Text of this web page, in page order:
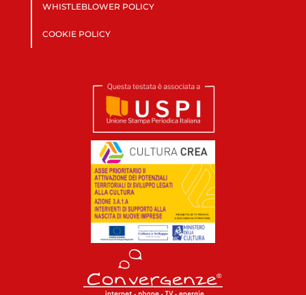
WHISTLEBLOWER POLICY
COOKIE POLICY